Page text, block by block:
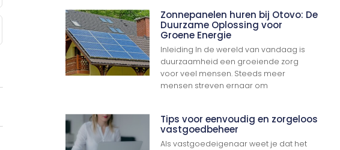
Zonnepanelen huren bij Otovo: De
Duurzame Oplossing voor
Groene Energie
Inleiding In de wereld van vandaag is
duurzaamheid een groeiende zorg
voor veel mensen. Steeds meer
mensen streven ernaar om
Tips voor eenvoudig en zorgeloos
vastgoedbeheer
Als vastgoedeigenaar weet je dat het